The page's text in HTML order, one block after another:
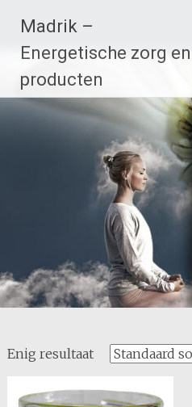
naarMadrik –
Energetische zorg en
producten
Enig resultaat